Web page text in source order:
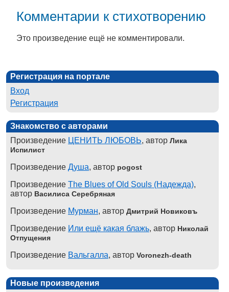
Комментарии к стихотворению
Это произведение ещё не комментировали.
Регистрация на портале
Вход
Регистрация
Знакомство с авторами
Произведение ЦЕНИТЬ ЛЮБОВЬ, автор Лика
Испилист
Произведение Душа, автор pogost
Произведение The Blues of Old Souls (Надежда),
автор Василиса Серебряная
Произведение Мурман, автор Дмитрий Новиковъ
Произведение Или ещё какая блажь, автор Николай
Отпущения
Произведение Вальгалла, автор Voronezh-death
Новые произведения